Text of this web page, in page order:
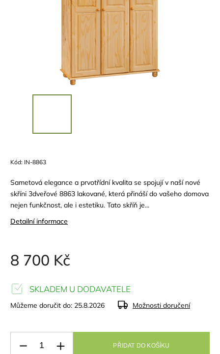
Kód: IN-8863
Sametová elegance a prvotřídní kvalita se spojují v naší nové
skříni 3dveřové 8863 lakované, která přináší do vašeho domova
nejen funkčnost, ale i estetiku. Tato skříň je...
Detailní informace
8 700 Kč
SKLADEM U DODAVATELE
Můžeme doručit do: 25.8.2026 Možnosti doručení
PŘIDAT DO KOŠÍKU